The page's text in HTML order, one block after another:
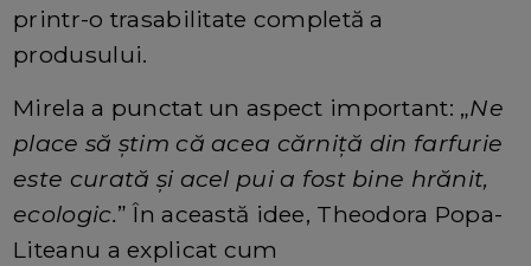
printr-o trasabilitate completă a
produsului.
Mirela a punctat un aspect important: „Ne
place să știm că acea cărniță din farfurie
este curată și acel pui a fost bine hrănit,
ecologic.” În această idee, Theodora Popa-
Liteanu a explicat cum